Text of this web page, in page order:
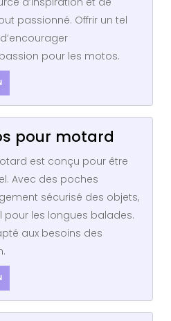
passionné. Offrir un tel
pour les motos.
pour motard
est conçu pour être
Avec des poches
sécurisé des objets,
pour les longues balades.
aux besoins des